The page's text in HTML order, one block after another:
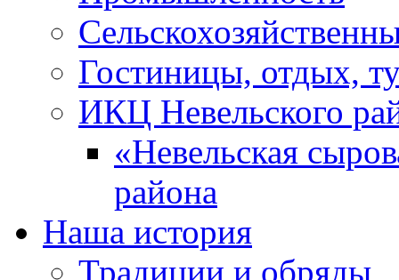
Гостиницы, отдых,
ИКЦ Невельского
«Невельская
района
Наша история
Традиции и обряды